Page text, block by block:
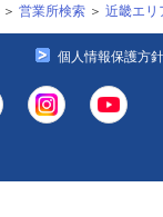
＞ 営業所検索 ＞ 近畿エリ
個人情報保護方針